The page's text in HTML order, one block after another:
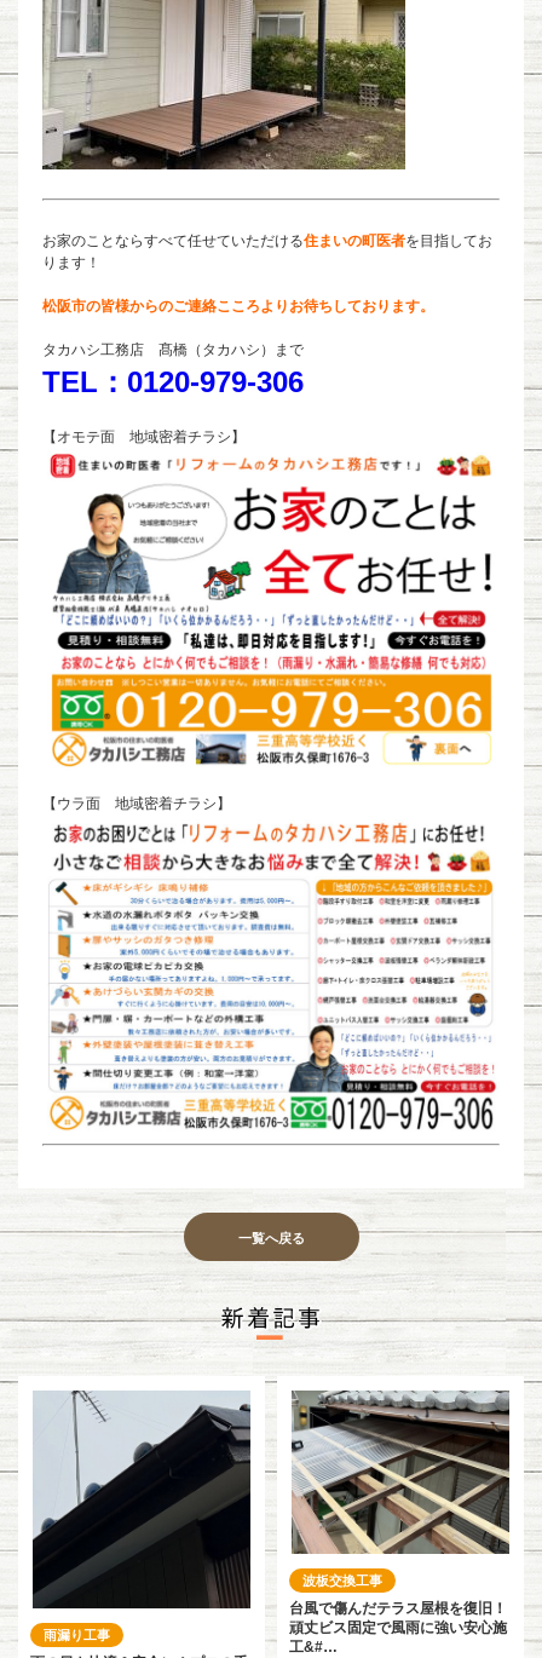
お家のことならすべて任せていただける住まいの町医者を目指してお
ります！
松阪市の皆様からのご連絡こころよりお待ちしております。
タカハシ工務店 髙橋（タカハシ）まで
TEL：0120-979-306
【オモテ面 地域密着チラシ】
【ウラ面 地域密着チラシ】
一覧へ戻る
雨漏り工事
波板交換工事
台風で傷んだテラス屋根を復旧！
頑丈ビス固定で風雨に強い安心施
工&#…